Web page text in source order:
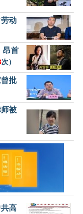
动
昂首
次）
批
被
高